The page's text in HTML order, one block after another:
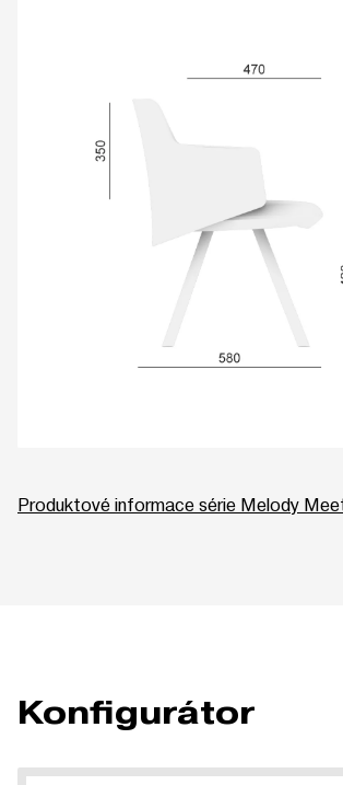
Produktové informace série Melody
Konfigurátor